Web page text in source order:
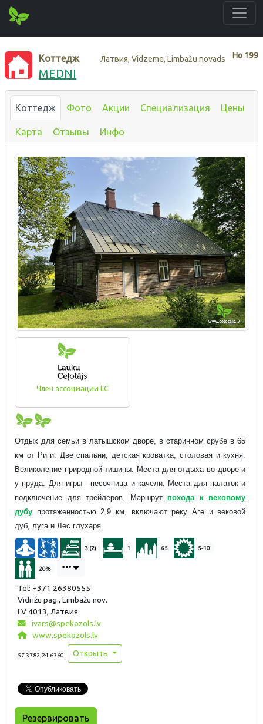
Нo 199
Коттедж Латвия, Vidzeme, Limbažu novads
MEDNI
Коттедж Фото Акции Специализация Цены
Карта Отзывы Инфо
Член ассоциации LC
Отдых для семьи в латышском дворе, в старинном срубе в 65
км от Риги. Две спальни, детская кроватка, столовая и кухня.
Великолепие природной тишины. Места для отдыха во дворе и
у пруда. Для игры - песочница и качели. Места для палаток и
подключение для трейлеров. Маршрутпохода к вековому
дубу протяженностью 2,9 км, включают реку Аге и вековой
дуб, луга и Лес глухаря.
3 (2) 1 65 5-10
20%
Tel: +371 26380555
Vidrižu pag., Limbažu nov.
LV 4013, Латвия
ivars@spekozols.lv
www.spekozols.lv
57.3782,24.6360 Открыть
Резервировать